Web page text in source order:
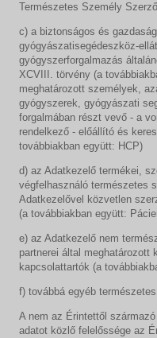
Természetes Személy
c) a biztonságos és
gyógyászatisegédeszköz-
gyógyszerforgalmazás
XCVIII. törvény (a
meghatározott személyek,
gyógyszerek, gyógyászati
forgalmában részt vevő - a
rendelkező - előállító és
továbbiakban együtt: HCP)
d) az Adatkezelő termékei,
végfelhasználó természetes
Adatkezelővel közvetlen
(a továbbiakban együtt:
e) az Adatkezelő nem
partnerei által meghatározott
kapcsolattartók (a
f) továbbá egyéb
A nem az Érintettől
adatot közlő felelőssége az